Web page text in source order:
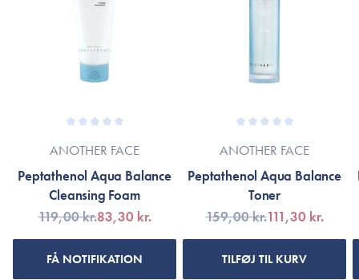
Fri for parabener, silikone, sulfater, udtørrende alkoholer og
Velegnet til alle hudtyper.
300 ml.
Tripeptide-1, Palmi- toyl Tripeptide-5, Pentapeptide-3,
*Ingredienslisten kan muligvis være ændret grundet løbende
produktforbedringer.
mærket’s officielle hjemmeside.
ANOTHER FACE
Peptathenol Aqua Balance
Cleansing Foam
119,00 kr.83,30 kr.
FÅ NOTIFIKATION
ANOTHER FACE
Peptathenol Aqua Balance
Toner
159,00 kr.111,30 kr.
TILFØJ TIL KURV